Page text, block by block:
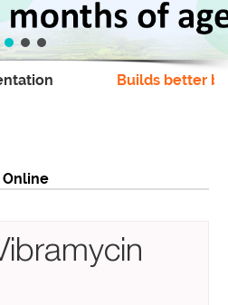
Builds better
Online